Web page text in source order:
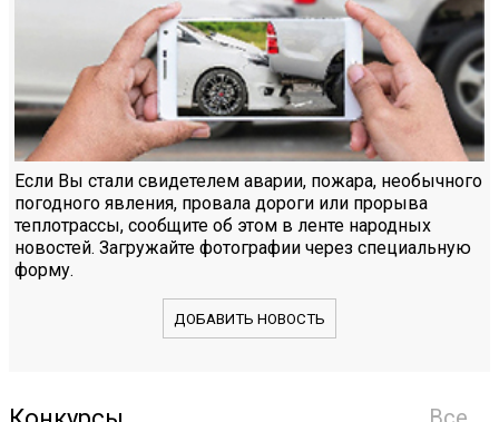
Если Вы стали свидетелем аварии, пожара, необычного
погодного явления, провала дороги или прорыва
теплотрассы, сообщите об этом в ленте народных
новостей. Загружайте фотографии через специальную
форму.
ДОБАВИТЬ НОВОСТЬ